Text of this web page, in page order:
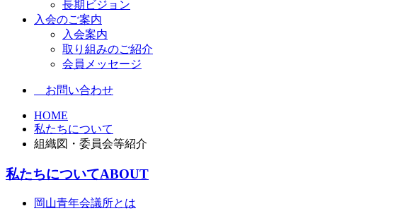
長期ビジョン
入会のご案内
入会案内
取り組みのご紹介
会員メッセージ
お問い合わせ
HOME
私たちについて
組織図・委員会等紹介
私たちについてABOUT
岡山青年会議所とは